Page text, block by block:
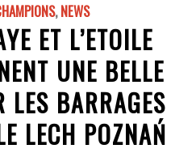
,NEWS
ET L’ETOILE
UNE BELLE
LES BARRAGES
LECH POZNAŃ